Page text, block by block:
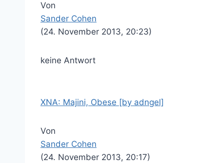
Von
Sander Cohen
(24. November 2013, 20:23)
keine Antwort
XNA: Majini, Obese [by adngel]
Von
Sander Cohen
(24. November 2013, 20:17)